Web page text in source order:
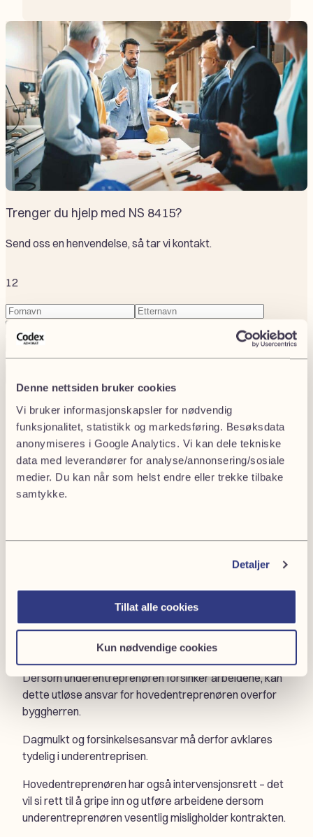
Denne nettsiden bruker cookies
Vi bruker informasjonskapsler for nødvendig
funksjonalitet, statistikk og markedsføring. Besøksdata
anonymiseres i Google Analytics. Vi kan dele tekniske
data med leverandører for analyse/annonsering/sosiale
medier. Du kan når som helst endre eller trekke tilbake
samtykke.
Detaljer
Tillat alle cookies
Kun nødvendige cookies
Trenger du hjelp med NS 8415?
Send oss en henvendelse, så tar vi kontakt.
12
Fornavn
Etternavn
E-
post(Påkrevd)
(Påkrevd)
Firmanavn
Endringer og tillegg
Byggeprosjekter endres nesten alltid underveis. Etter
NS 8415 kan hovedentreprenøren bestille endringer,
men underentreprenøren må dokumentere
konsekvensene for pris og fremdrift.
føre til at hovedentreprenøren ikke får dekket sine
Fremdrift og dagmulkt
NS 8415 knytter fremdriften til hovedentreprisens plan.
Dersom underentreprenøren forsinker arbeidene, kan
dette utløse ansvar for hovedentreprenøren overfor
byggherren.
Dagmulkt og forsinkelsesansvar må derfor avklares
tydelig i underentreprisen.
Hovedentreprenøren har også intervensjonsrett – det
vil si rett til å gripe inn og utføre arbeidene dersom
underentreprenøren vesentlig misligholder kontrakten.